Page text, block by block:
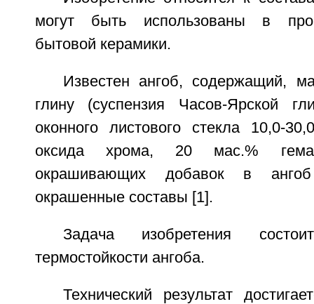
могут быть использованы в
бытовой керамики.
Известен ангоб, содержащий,
глину (суспензия Часов-Ярской
оконного листового стекла 10,0-
оксида хрома, 20 мас.%
окрашивающих добавок в
окрашенные составы [1].
Задача изобретения
термостойкости ангоба.
Технический результат